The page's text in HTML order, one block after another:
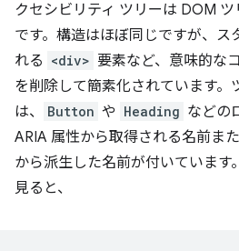
クセシビリティ ツリーは DOM
です。構造はほぼ同じですが、ス
れる <div> 要素など、意味的な
を削除して簡素化されています。
は、
Button や Heading などの
ARIA 属性から取得される名前ま
から派生した名前が付いています
見ると、